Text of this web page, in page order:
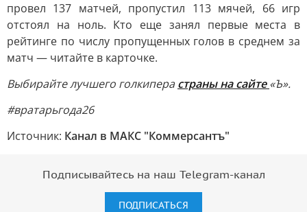
провел 137 матчей, пропустил 113 мячей, 66 игр
отстоял на ноль. Кто еще занял первые места в
рейтинге по числу пропущенных голов в среднем за
матч — читайте в карточке.
Выбирайте лучшего голкиперастраны на сайте«Ъ».
#вратарьгода26
Источник: Канал в МАКС "Коммерсантъ"
Подписывайтесь на наш Telegram-канал
ПОДПИСАТЬСЯ